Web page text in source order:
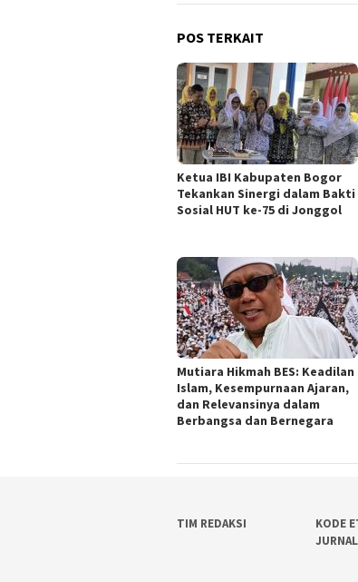
POS TERKAIT
Ketua IBI Kabupaten Bogor
Tekankan Sinergi dalam Bakti
Sosial HUT ke-75 di Jonggol
Mutiara Hikmah BES: Keadilan
Islam, Kesempurnaan Ajaran,
dan Relevansinya dalam
Berbangsa dan Bernegara
TIM REDAKSI
KODE